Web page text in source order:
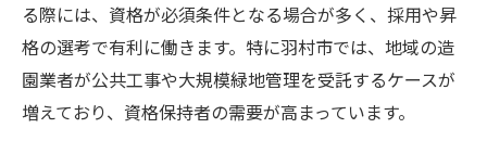
る際には、資格が必須条件となる場合が多く、採用や昇
格の選考で有利に働きます。特に羽村市では、地域の造
園業者が公共工事や大規模緑地管理を受託するケースが
増えており、資格保持者の需要が高まっています。